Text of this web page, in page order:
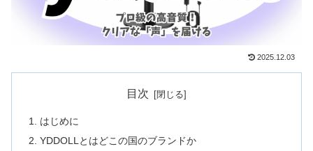
2025.12.03
目次
はじめに
YDDOLLとはどこの国のブランドか